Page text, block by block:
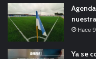
Hace
Ya se